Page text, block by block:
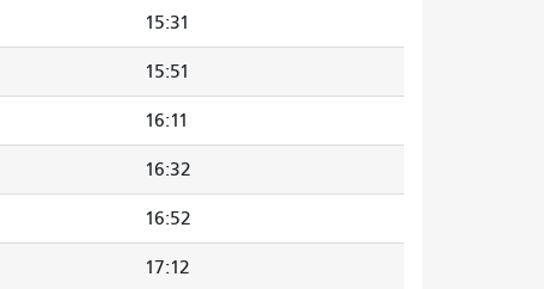
15:31
15:51
16:11
16:32
16:52
17:12